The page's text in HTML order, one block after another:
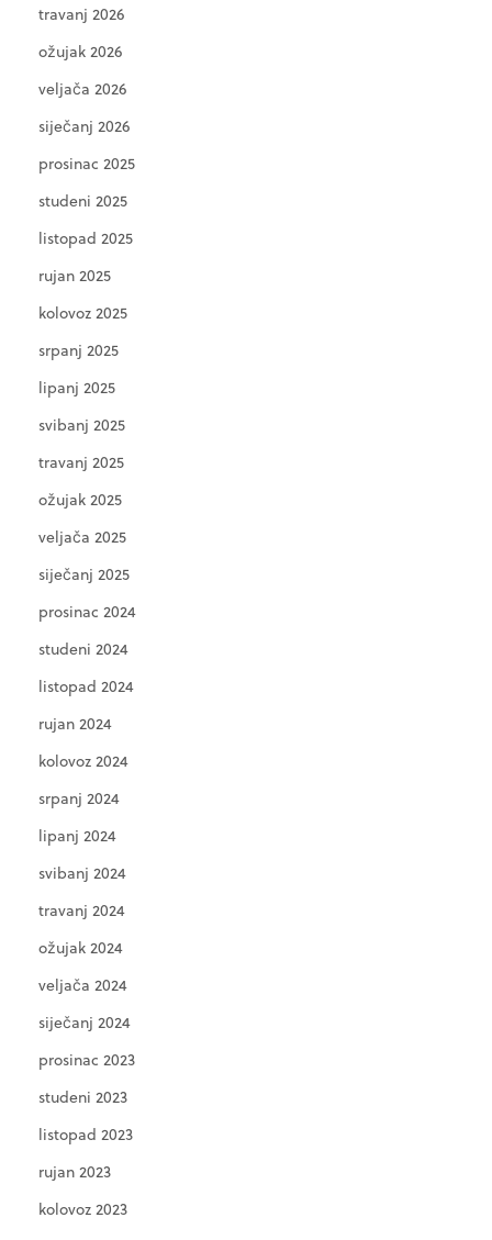
travanj 2026
ožujak 2026
veljača 2026
siječanj 2026
prosinac 2025
studeni 2025
listopad 2025
rujan 2025
kolovoz 2025
srpanj 2025
lipanj 2025
svibanj 2025
travanj 2025
ožujak 2025
veljača 2025
siječanj 2025
prosinac 2024
studeni 2024
listopad 2024
rujan 2024
kolovoz 2024
srpanj 2024
lipanj 2024
svibanj 2024
travanj 2024
ožujak 2024
veljača 2024
siječanj 2024
prosinac 2023
studeni 2023
listopad 2023
rujan 2023
kolovoz 2023